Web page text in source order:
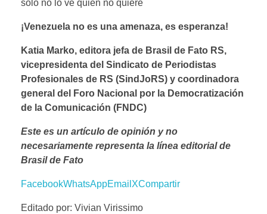
solo no lo ve quien no quiere
¡Venezuela no es una amenaza, es esperanza!
Katia Marko, editora jefa de Brasil de Fato RS,
vicepresidenta del Sindicato de Periodistas
Profesionales de RS (SindJoRS) y coordinadora
general del Foro Nacional por la Democratización
de la Comunicación (FNDC)
Este es un artículo de opinión y no
necesariamente representa la línea editorial de
Brasil de Fato
FacebookWhatsAppEmail XCompartir
Editado por: Vivian Virissimo